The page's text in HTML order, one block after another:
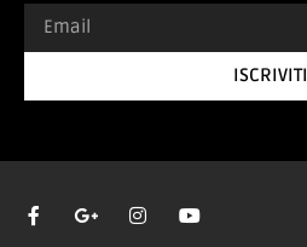
ISCRIVITI